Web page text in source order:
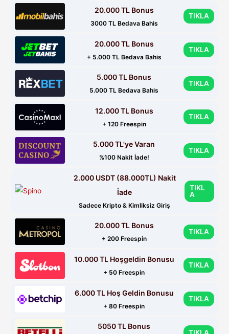
20.000 TL Bonus
3000 TL Bedava Bahis
TIKLA
20.000 TL Bonus
+ 5.000 TL Bedava Bahis
TIKLA
5.000 TL Bonus
5.000 TL Bedava Bahis
TIKLA
12.000 TL Bonus
+ 120 Freespin
TIKLA
5.000 TL'ye Varan
%100 Nakit İade!
TIKLA
2.000 USDT (88.000TL) Nakit
İade
Sadece Kripto & Kimliksiz Giriş
TIKL
A
20.000 TL Bonus
+ 200 Freespin
TIKLA
10.000 TL Hoşgeldin Bonusu
+ 50 Freespin
TIKLA
6.000 TL Hoş Geldin Bonusu
+ 80 Freespin
TIKLA
5050 TL Bonus
TIKLA